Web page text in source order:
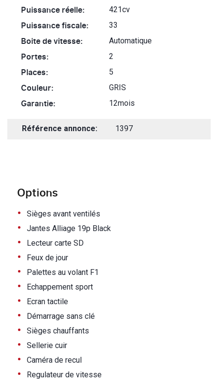
Options
• Sièges avant ventilés
• Jantes Alliage 19p Black
• Lecteur carte SD
• Feux de jour
• Palettes au volant F1
• Echappement sport
• Ecran tactile
• Démarrage sans clé
• Sièges chauffants
• Sellerie cuir
• Caméra de recul
• Regulateur de vitesse
Puissance réelle: 421cv
Puissance fiscale: 33
Boite de vitesse: Automatique
Portes: 2
Places: 5
Couleur: GRIS
Garantie: 12mois
Référence annonce: 1397